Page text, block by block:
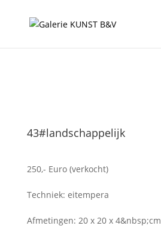
43#landschappelijk
250,- Euro (verkocht)
Techniek: eitempera
Afmetingen: 20 x 20 x 4&nbsp;cm